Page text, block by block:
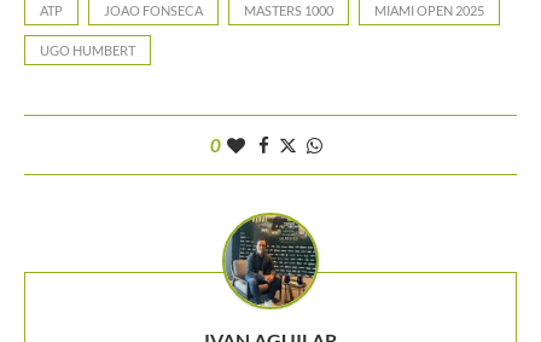
ATP JOAO FONSECA MASTERS 1000 MIAMI OPEN 2025
UGO HUMBERT
0